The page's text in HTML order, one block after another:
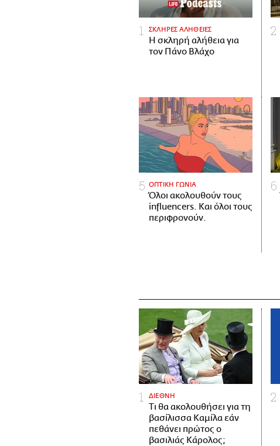
ΣΚΛΗΡΕΣ ΑΛΗΘΕΙΕΣ
H σκληρή αλήθεια για
τον Πάνο Βλάχο
ΟΠΤΙΚΗ ΓΩΝΙΑ
Όλοι ακολουθούν τους
influencers. Και όλοι τους
περιφρονούν.
ΔΙΕΘΝΗ
Τι θα ακολουθήσει για τη
βασίλισσα Καμίλα εάν
πεθάνει πρώτος ο
βασιλιάς Κάρολος;